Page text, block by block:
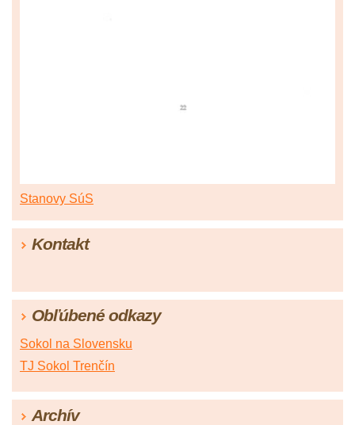
Stanovy SúS
Kontakt
Obľúbené odkazy
Sokol na Slovensku
TJ Sokol Trenčín
Archív